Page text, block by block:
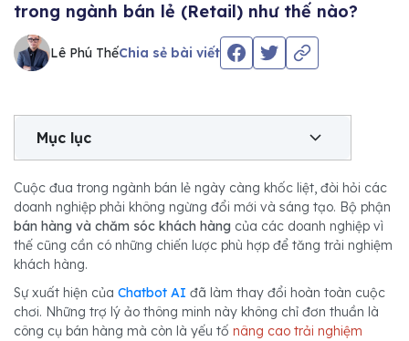
trong ngành bán lẻ (Retail) như thế nào?
Lê Phú ThếChia sẻ bài viết
Mục lục
Cuộc đua trong ngành bán lẻ ngày càng khốc liệt, đòi hỏi các
doanh nghiệp phải không ngừng đổi mới và sáng tạo. Bộ phận
bán hàng và chăm sóc khách hàng của các doanh nghiệp vì
thế cũng cần có những chiến lược phù hợp để tăng trải nghiệm
khách hàng.
Sự xuất hiện của Chatbot AI đã làm thay đổi hoàn toàn cuộc
chơi. Những trợ lý ảo thông minh này không chỉ đơn thuần là
công cụ bán hàng mà còn là yếu tố nâng cao trải nghiệm